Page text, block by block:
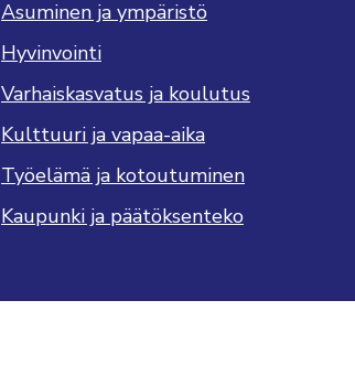
Asuminen ja ympäristö
Hyvinvointi
Varhaiskasvatus ja koulutus
Kulttuuri ja vapaa-aika
Työelämä ja kotoutuminen
Kaupunki ja päätöksenteko